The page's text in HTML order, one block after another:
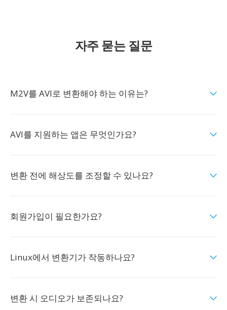
자주 묻는 질문
M2V를 AVI로 변환해야 하는 이유는?
AVI를 지원하는 앱은 무엇인가요?
변환 전에 해상도를 조정할 수 있나요?
회원가입이 필요한가요?
Linux에서 변환기가 작동하나요?
변환 시 오디오가 보존되나요?